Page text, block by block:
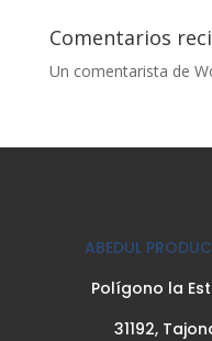
Comentarios
Un comentarista de
ABEDUL
Polígono la
31192,